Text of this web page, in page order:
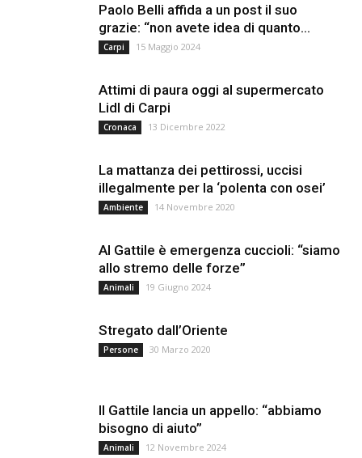
Paolo Belli affida a un post il suo
grazie: “non avete idea di quanto...
Carpi 15 Maggio 2024
Attimi di paura oggi al supermercato
Lidl di Carpi
Cronaca 13 Dicembre 2022
La mattanza dei pettirossi, uccisi
illegalmente per la ‘polenta con osei’
Ambiente 14 Novembre 2020
Al Gattile è emergenza cuccioli: “siamo
allo stremo delle forze”
Animali 19 Giugno 2024
Stregato dall’Oriente
Persone 30 Marzo 2020
Il Gattile lancia un appello: “abbiamo
bisogno di aiuto”
Animali 12 Novembre 2024